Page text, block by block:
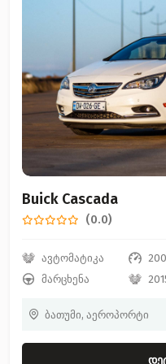
Buick Cascada
(0.0)
ავტომატიკა
მარცხენა
ბათუმი, აეროპორტი